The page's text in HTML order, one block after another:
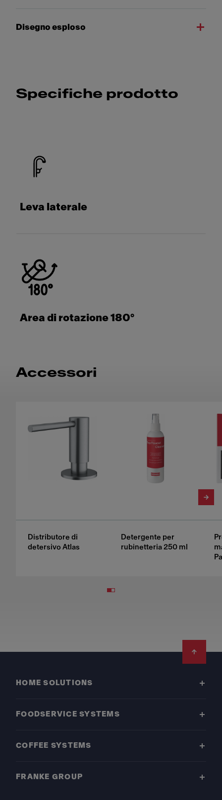
Disegno esploso
Specifiche prodotto
Leva laterale
Area di rotazione 180°
Accessori
Distributore di
detersivo Atlas
Detergente per
rubinetteria 250 ml
HOME SOLUTIONS
FOODSERVICE SYSTEMS
COFFEE SYSTEMS
FRANKE GROUP